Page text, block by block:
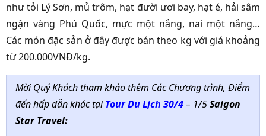
như tỏi Lý Sơn, mủ trôm, hạt đười ươi bay, hạt é, hải sâm
ngận vàng Phú Quốc, mực một nắng, nai một nắng…
Các món đặc sản ở đây được bán theo kg với giá khoảng
từ 200.000VNĐ/kg.
Mời Quý Khách tham khảo thêm Các Chương trình, Điểm
đến hấp dẫn khác tạiTour Du Lịch 30/4– 1/5Saigon
Star Travel: